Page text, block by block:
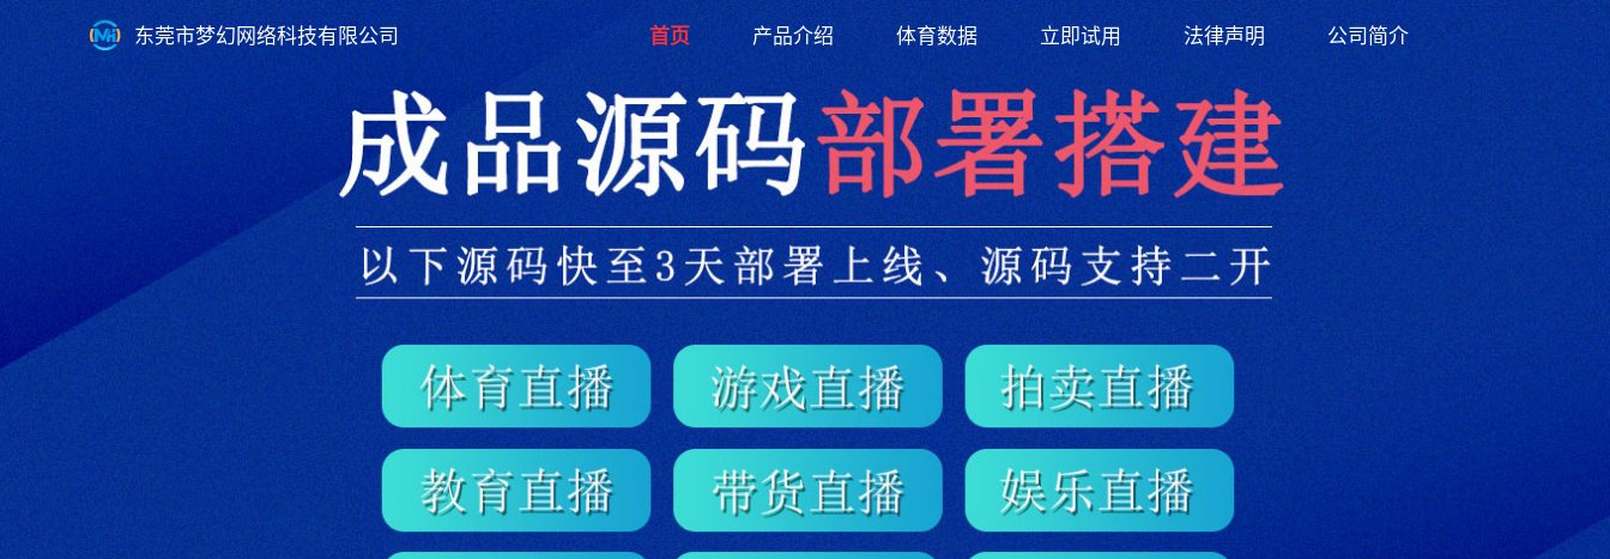
东莞市梦幻网络科技有限公司 首页(current)产品介绍 体育数据 立即试用 法律声明 公司简介